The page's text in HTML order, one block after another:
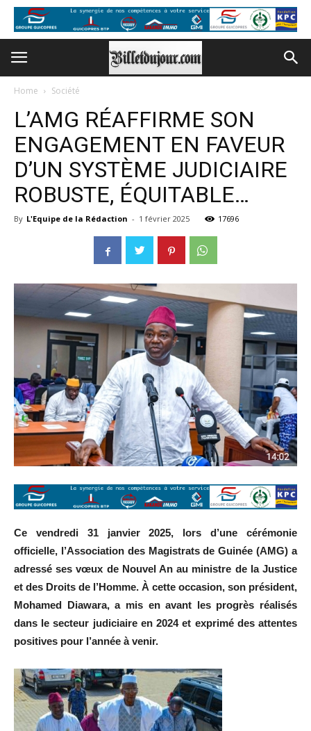
Home Société
L’AMG RÉAFFIRME SON
ENGAGEMENT EN FAVEUR
D’UN SYSTÈME JUDICIAIRE
ROBUSTE, ÉQUITABLE…
By L'Equipe de la Rédaction - 1 février 2025 17696
Ce vendredi 31 janvier 2025, lors d’une cérémonie
officielle, l’Association des Magistrats de Guinée (AMG) a
adressé ses vœux de Nouvel An au ministre de la Justice
et des Droits de l’Homme. À cette occasion, son président,
Mohamed Diawara, a mis en avant les progrès réalisés
dans le secteur judiciaire en 2024 et exprimé des attentes
positives pour l’année à venir.